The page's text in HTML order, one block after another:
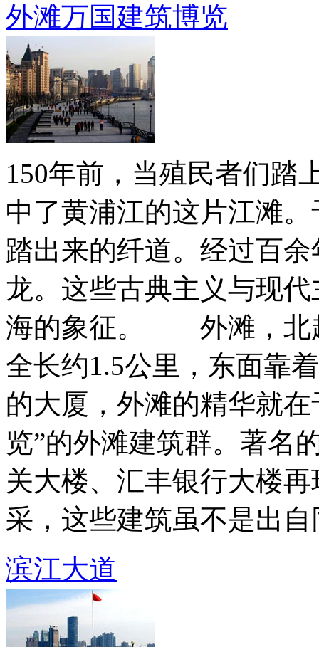
外滩万国建筑博览
150年前，当殖民者们踏
中了黄浦江的这片江滩
踏出来的纤道。经过百
龙。这些古典主义与现
海的象征。 外滩，北
全长约1.5公里，东面靠
的大厦，外滩的精华就
览”的外滩建筑群。著名
关大楼、汇丰银行大楼
采，这些建筑虽不是出
滨江大道